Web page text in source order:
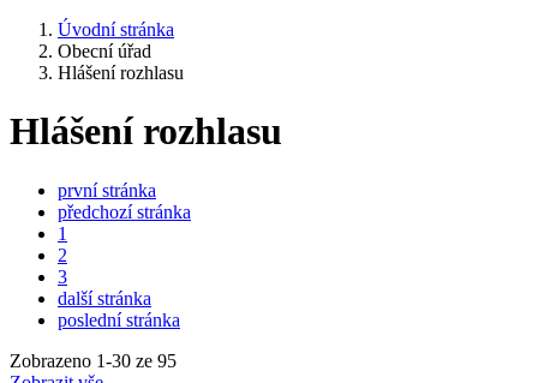
Úvodní stránka
Obecní úřad
Hlášení rozhlasu
Hlášení rozhlasu
první stránka
předchozí stránka
1
2
3
další stránka
poslední stránka
Zobrazeno 1-30 ze 95